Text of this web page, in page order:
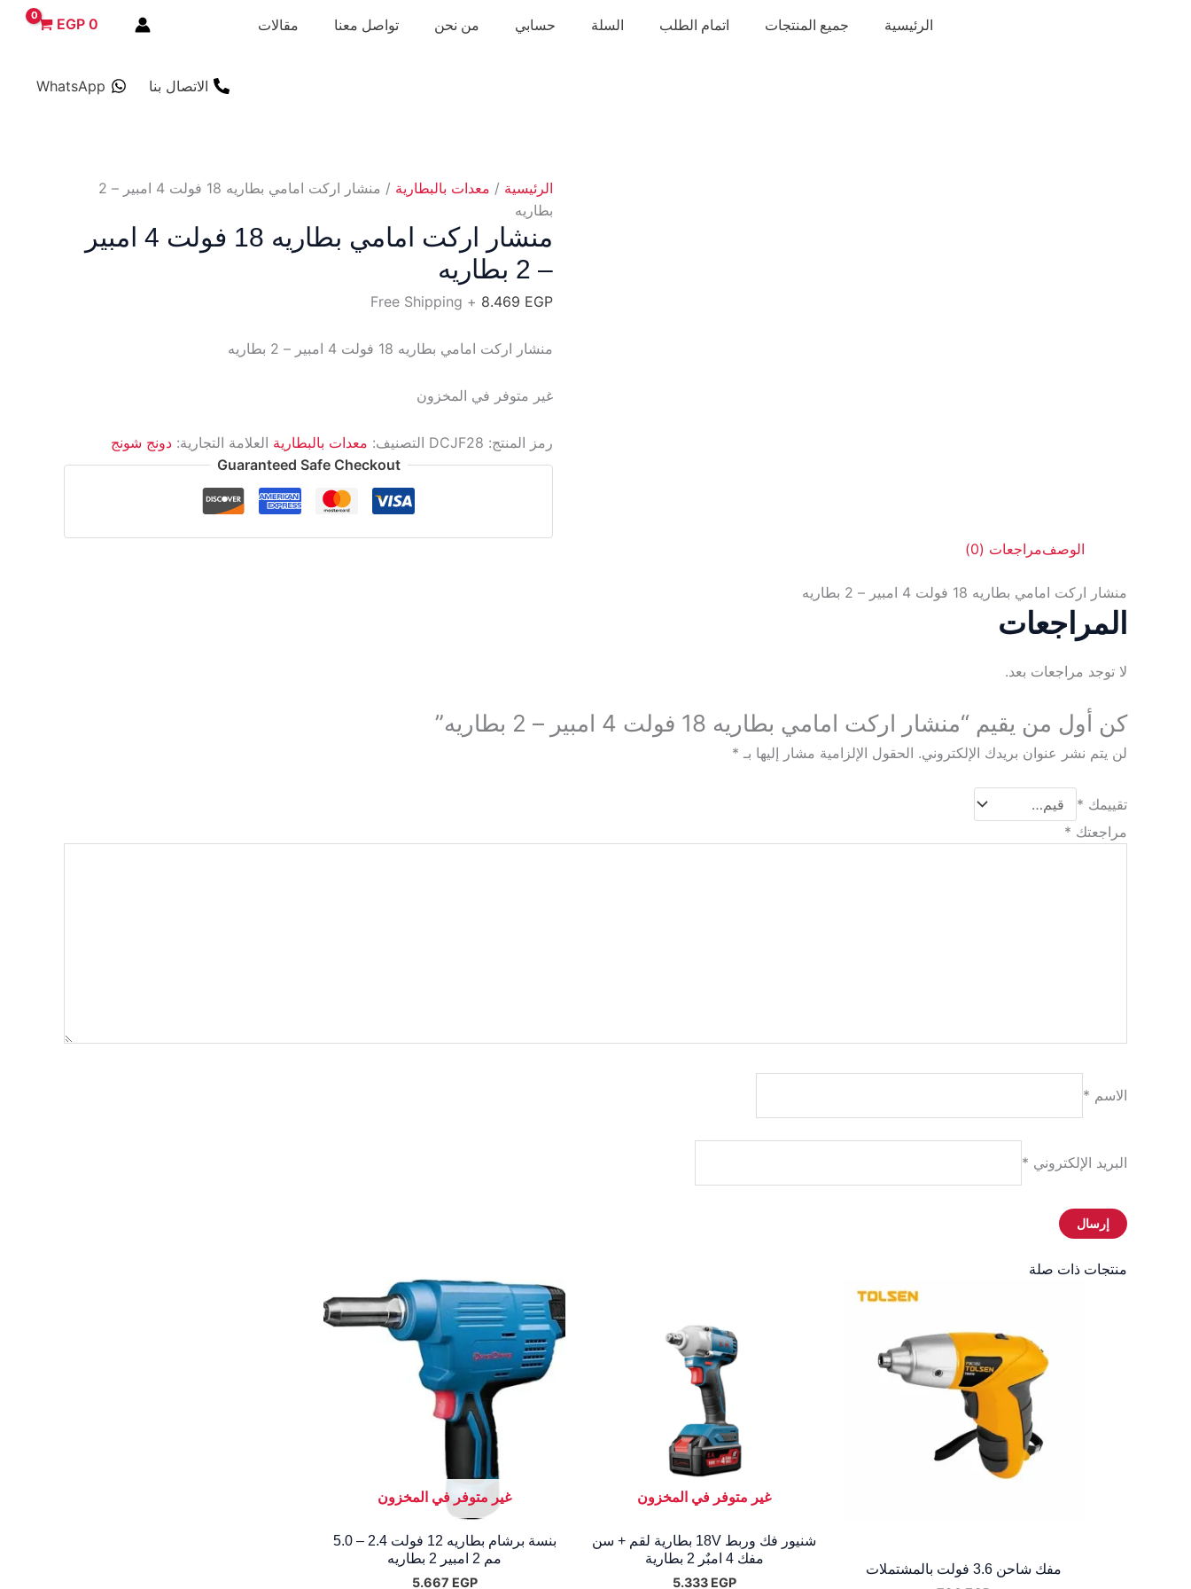
الرئيسية جميع المنتجات اتمام الطلب السلة حسابي من نحن تواصل معنا مقالات 0
EGP
الاتصال بنا WhatsApp
الرئيسية / معدات بالبطارية
/ منشار اركت امامي بطاريه 18 فولت 4 امبير – 2
بطاريه
منشار اركت امامي بطاريه 18 فولت 4 امبير
– 2 بطاريه
8.469 EGP
+ Free Shipping
منشار اركت امامي بطاريه 18 فولت 4 امبير – 2 بطاريه
غير متوفر في المخزون
رمز المنتج: DCJF28 التصنيف: معدات بالبطارية العلامة التجارية: دونج شونج
Guaranteed Safe Checkout
الوصفمراجعات (0)
منشار اركت امامي بطاريه 18 فولت 4 امبير – 2 بطاريه
المراجعات
لا توجد مراجعات بعد.
كن أول من يقيم “منشار اركت امامي بطاريه 18 فولت 4 امبير – 2 بطاريه”
لن يتم نشر عنوان بريدك الإلكتروني. الحقول الإلزامية مشار إليها بـ *
تقييمك *
مراجعتك *
الاسم *
البريد الإلكتروني *
منتجات ذات صلة
مفك شاحن 3.6 فولت بالمشتملات
غير متوفر في المخزون
شنيور فك وربط V‏18 بطارية لقم + سن
مفك 4 امبٌر 2 بطارية
5.333 EGP
غير متوفر في المخزون
بنسة برشام بطاريه 12 فولت 2.4 – 5.0
مم 2 امبير 2 بطاريه
5.667 EGP